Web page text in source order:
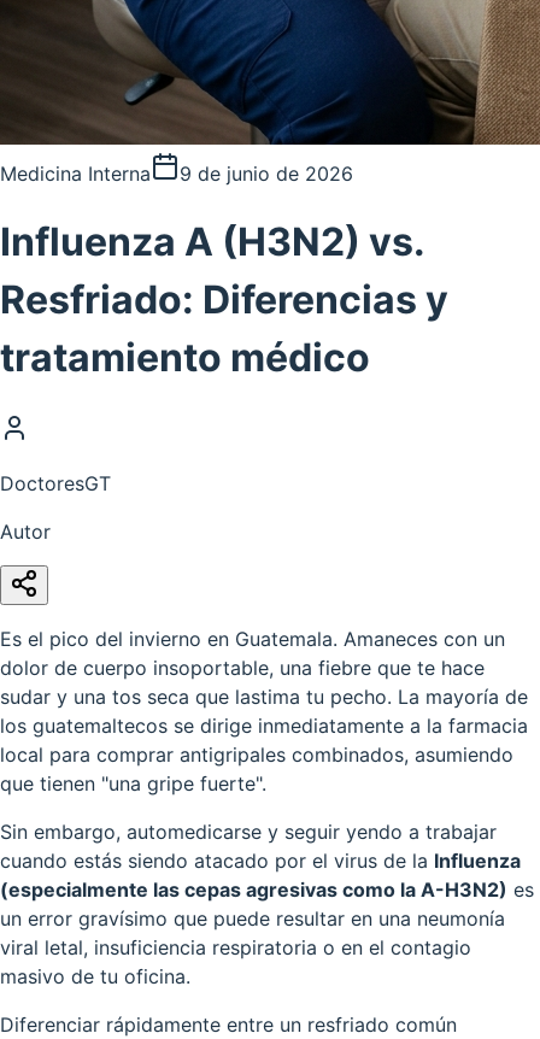
Medicina Interna 9 de junio de 2026
Influenza A (H3N2) vs.
Resfriado: Diferencias y
tratamiento médico
DoctoresGT
Autor
Es el pico del invierno en Guatemala. Amaneces con un
dolor de cuerpo insoportable, una fiebre que te hace
sudar y una tos seca que lastima tu pecho. La mayoría de
los guatemaltecos se dirige inmediatamente a la farmacia
local para comprar antigripales combinados, asumiendo
que tienen "una gripe fuerte".
Sin embargo, automedicarse y seguir yendo a trabajar
cuando estás siendo atacado por el virus de la Influenza
(especialmente las cepas agresivas como la A-H3N2) es
un error gravísimo que puede resultar en una neumonía
viral letal, insuficiencia respiratoria o en el contagio
masivo de tu oficina.
Diferenciar rápidamente entre un resfriado común